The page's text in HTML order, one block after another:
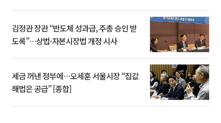
김정관 장관 “반도체 성과급, 주총 승인 받
도록”…상법·자본시장법 개정 시사
세금 꺼낸 정부에…오세훈 서울시장 “집값
해법은 공급” [종합]